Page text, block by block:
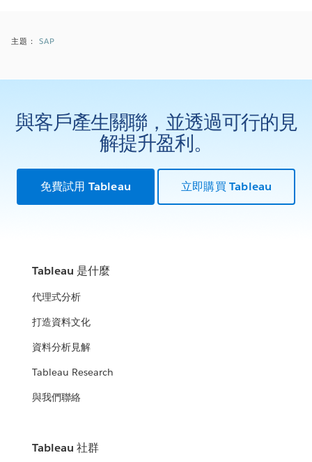
主題： SAP
與客戶產生關聯，並透過可行的見
解提升盈利。
免費試用 Tableau 立即購買 Tableau
Tableau 是什麼
代理式分析
打造資料文化
資料分析見解
Tableau Research
與我們聯絡
Tableau 社群